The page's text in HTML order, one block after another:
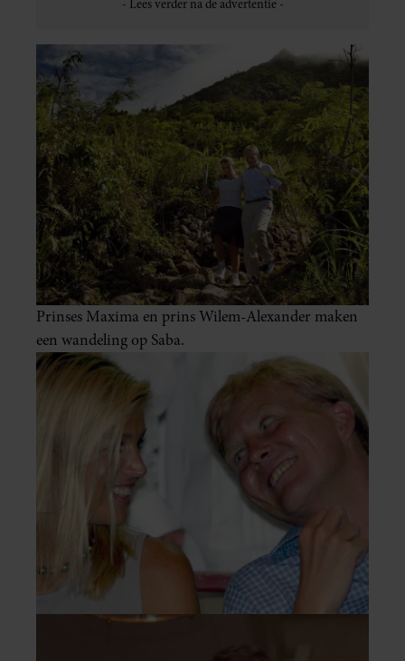
Prinses Maxima en prins Wilem-Alexander maken
een wandeling op Saba.